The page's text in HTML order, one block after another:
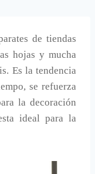
de tiendas
hojas y mucha
Es la tendencia
se refuerza
la decoración
ideal para la